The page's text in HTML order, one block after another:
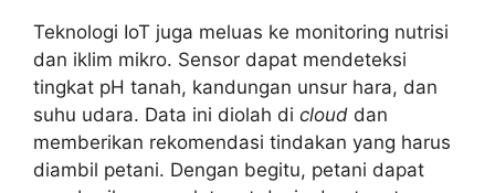
Teknologi IoT juga meluas ke monitoring nutrisi
dan iklim mikro. Sensor dapat mendeteksi
tingkat pH tanah, kandungan unsur hara, dan
suhu udara. Data ini diolah di cloud dan
memberikan rekomendasi tindakan yang harus
diambil petani. Dengan begitu, petani dapat